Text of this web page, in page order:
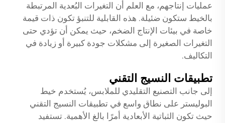
عمليات إنتاجهم، مع العلم أن التغيرات البُعدية المرتبطة
بالخيط ستكون ضئيلة. هذه القابلية للتنبؤ تكون ذات قيمة
خاصة في بيئات الإنتاج الضخم، حيث يمكن أن تؤدي حتى
التغيرات الصغيرة إلى مشكلات جودة كبيرة أو زيادة في
التكاليف.
تطبيقات النسيج التقني
إلى جانب التصنيع التقليدي للملابس، يُستخدم خيط
البوليستر على نطاق واسع في تطبيقات النسيج التقني
حيث تكون الثباتية الأبعادية أمرًا بالغ الأهمية. تستفيد